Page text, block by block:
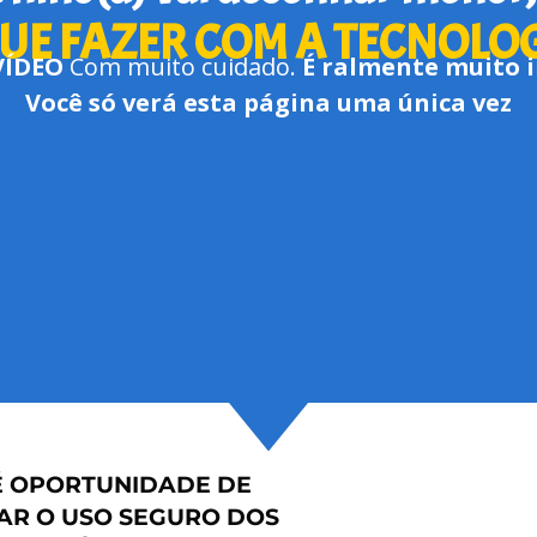
FAZER COM A
Com muito cuidado.É ralmente muito
Você só verá esta página uma única vez
OPORTUNIDADE DE
O USO SEGURO DOS